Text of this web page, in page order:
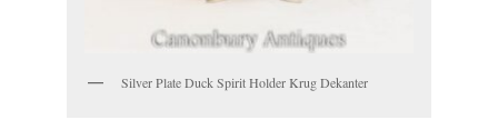
Silver Plate Duck Spirit Holder Krug Dekanter